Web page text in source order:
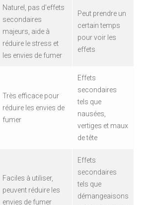
Naturel, pas d’effets
secondaires
majeurs, aide à
réduire le stress et
les envies de fumer
Peut prendre un
certain temps
pour voir les
effets
Très efficace pour
réduire les envies de
fumer
Effets
secondaires
tels que
nausées,
vertiges et maux
de tête
Faciles à utiliser,
peuvent réduire les
envies de fumer
Effets
secondaires
tels que
démangeaisons